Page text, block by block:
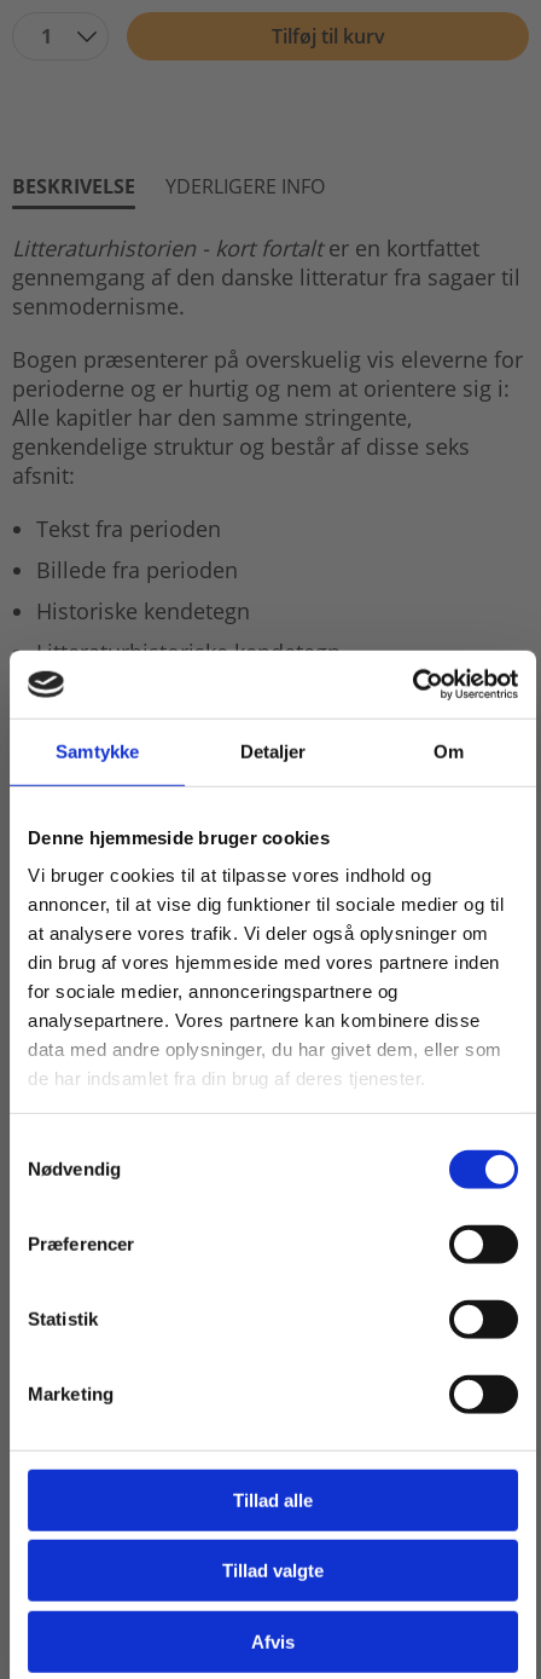
Samtykke Detaljer Om
Denne hjemmeside bruger cookies
Vi bruger cookies til at tilpasse vores indhold og
annoncer, til at vise dig funktioner til sociale medier og til
at analysere vores trafik. Vi deler også oplysninger om
din brug af vores hjemmeside med vores partnere inden
for sociale medier, annonceringspartnere og
analysepartnere. Vores partnere kan kombinere disse
data med andre oplysninger, du har givet dem, eller som
de har indsamlet fra din brug af deres tjenester.
Nødvendig
Præferencer
Statistik
Marketing
Tillad alle
Tillad valgte
Afvis
1 Tilføj til kurv
BESKRIVELSE YDERLIGERE INFO
Litteraturhistorien - kort fortalter en kortfattet
gennemgang af den danske litteratur fra sagaer til
senmodernisme.
Bogen præsenterer på overskuelig vis eleverne for
perioderne og er hurtig og nem at orientere sig i:
Alle kapitler har den samme stringente,
genkendelige struktur og består af disse seks
afsnit:
Tekst fra perioden
Billede fra perioden
Historiske kendetegn
Litteraturhistoriske kendetegn
Forfattere og hovedværker
Udgivelsen danner en enkel og generel baggrund
skabe overblik og sammenhæng - eksempelvis i
eksamenslæsningen, i samarbejde med historie
og i kronologiforløb.
Andre har også købt
System og eksperiment
Køb læremidler og find masterclasses mm.
Fortsæt som:
For privatkunder og
studerende. Du får
vist priser inkl.
For institutioner og
virksomheder. Du
får vist priser ekskl.
Gå til praxisOnline